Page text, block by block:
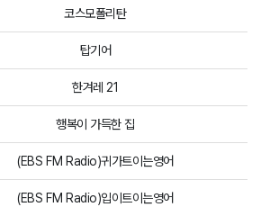
코스모폴리탄
탑기어
한겨레 21
행복이 가득한 집
(EBS FM Radio)귀가트이는영어
(EBS FM Radio)입이트이는영어